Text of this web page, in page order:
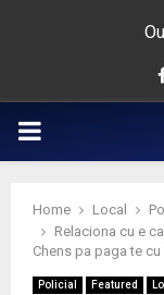
PRIMARY
Home Local
Relaciona cu e
Chens pa paga te
Policial Featured